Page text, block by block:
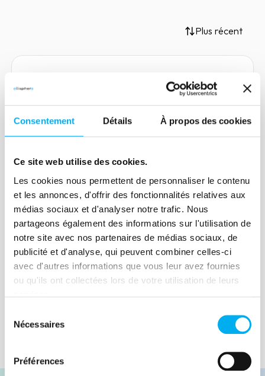
Consentement Détails À propos des cookies
Ce site web utilise des cookies.
Les cookies nous permettent de personnaliser le contenu
et les annonces, d'offrir des fonctionnalités relatives aux
médias sociaux et d'analyser notre trafic. Nous
partageons également des informations sur l'utilisation de
notre site avec nos partenaires de médias sociaux, de
publicité et d'analyse, qui peuvent combiner celles-ci
avec d'autres informations que vous leur avez fournies
ou qu'ils ont collectées lors de votre utilisation de leurs
Nécessaires
Préférences
Plus récent
La fraude aux Paiements Push
Autorisés (APP) : un
19 juin 2024 Risk management
La fraude aux paiements push autorisés
(APP), également connue sous le nom
de fraude aux virements bancaires
autorisés, est une escroquerie de plus en
plus répandue qui pose des défis majeurs
aux particuliers et aux entreprises.
Lire la suite